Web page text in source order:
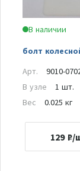
В наличии
болт
Арт.
9010-
В узле
1 шт.
Вес
0.025 кг
129 ₽/